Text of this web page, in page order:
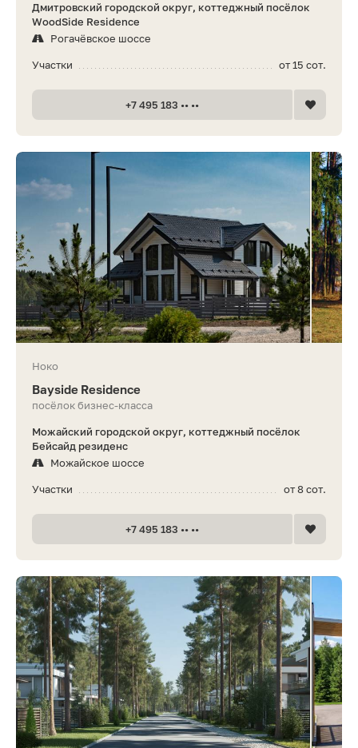
Дмитровский городской округ, коттеджный посёлок
WoodSide Residence
Рогачёвское шоссе
от 15 сот.
Участки
+7 495 183 •• ••
Ноко
Bayside Residence
посёлок бизнес-класса
Можайский городской округ, коттеджный посёлок
Бейсайд резиденс
Можайское шоссе
от 8 сот.
Участки
+7 495 183 •• ••